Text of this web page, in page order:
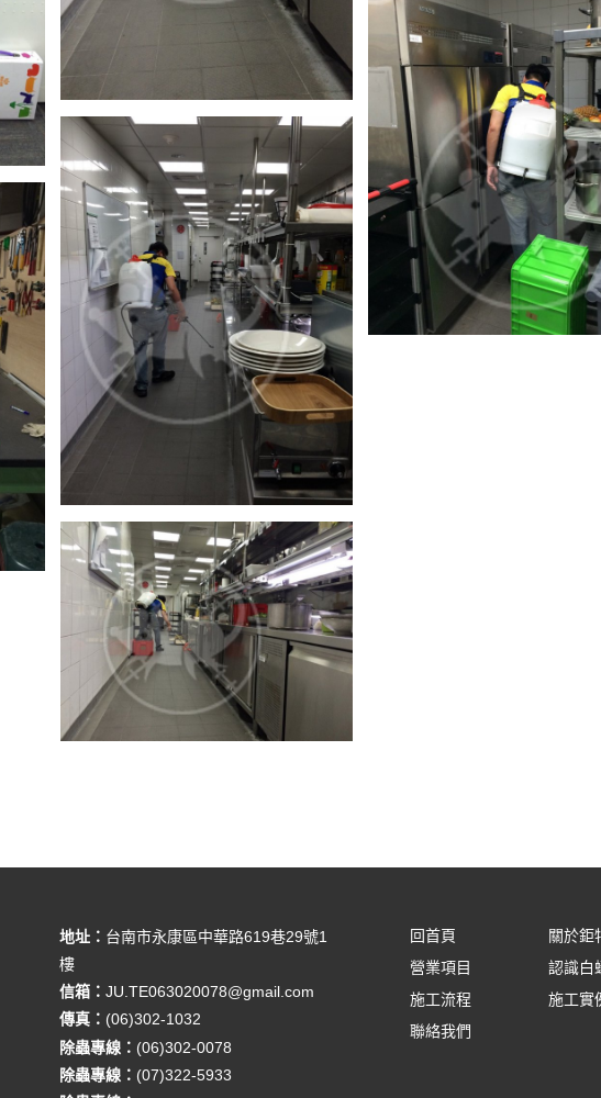
地址： 台南市永康區中華路619巷29號1
樓
信箱： JU.TE063020078@gmail.com
傳真： (06)302-1032
除蟲專線： (06)302-0078
除蟲專線： (07)322-5933
回首頁
關於鉅
營業項目
認識白
施工流程
施工實
聯絡我們